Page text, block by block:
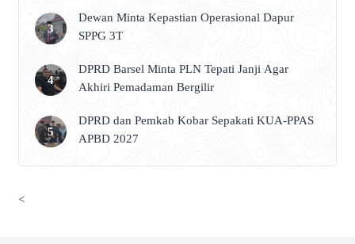
Dewan Minta Kepastian Operasional Dapur
SPPG 3T
DPRD Barsel Minta PLN Tepati Janji Agar
Akhiri Pemadaman Bergilir
DPRD dan Pemkab Kobar Sepakati KUA-PPAS
APBD 2027
<